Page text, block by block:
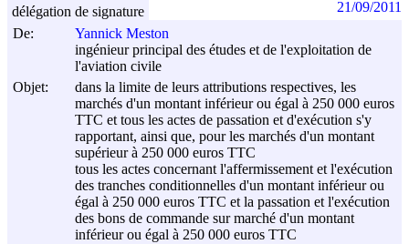
De:
Yannick Meston
ingénieur principal des études et de l'exploitation de
l'aviation civile
Objet:
dans la limite de leurs attributions respectives, les
marchés d'un montant inférieur ou égal à 250 000 euros
TTC et tous les actes de passation et d'exécution s'y
rapportant, ainsi que, pour les marchés d'un montant
supérieur à 250 000 euros TTC
tous les actes concernant l'affermissement et l'exécution
des tranches conditionnelles d'un montant inférieur ou
égal à 250 000 euros TTC et la passation et l'exécution
des bons de commande sur marché d'un montant
inférieur ou égal à 250 000 euros TTC
délégation de signature 21/09/2011